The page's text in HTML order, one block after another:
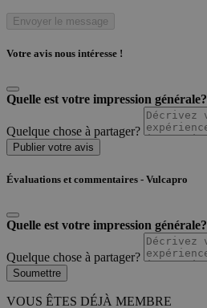
Envoyer le message
Votre avis nous intéresse !
Quelle est votre impression générale?
Quelque chose à partager?
Publier votre avis
Évaluations et commentaires - Vulcapro
Quelle est votre impression générale?
Quelque chose à partager?
Soumettre
VOUS ÊTES DÉJÀ MEMBRE